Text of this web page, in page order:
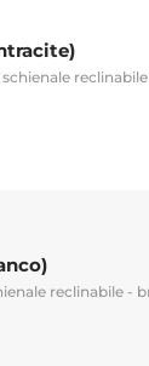
reclinabile
reclinabile -